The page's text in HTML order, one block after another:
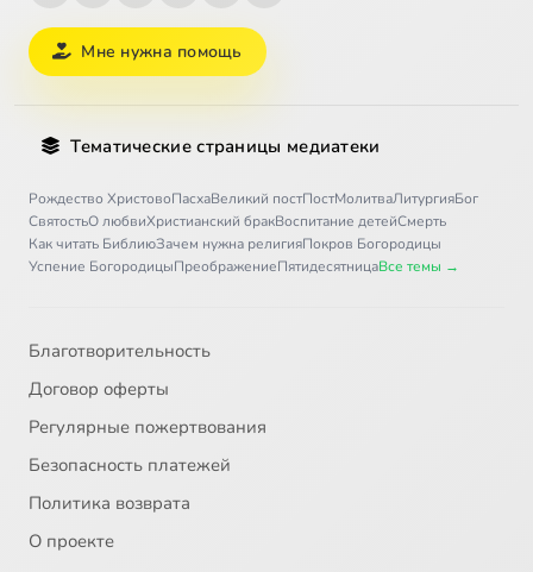
Мне нужна помощь
Тематические страницы медиатеки
Рождество ХристовоПасхаВеликий постПостМолитваЛитургияБог
СвятостьО любвиХристианский бракВоспитание детейСмерть
Как читать БиблиюЗачем нужна религияПокров Богородицы
Успение БогородицыПреображениеПятидесятницаВсе темы →
Благотворительность
Договор оферты
Регулярные пожертвования
Безопасность платежей
Политика возврата
О проекте